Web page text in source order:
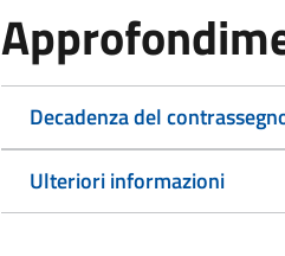
Decadenza del
Ulteriori informazioni